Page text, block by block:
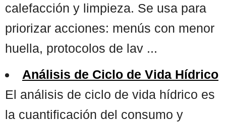
calefacción y limpieza. Se usa para
priorizar acciones: menús con menor
huella, protocolos de lav ...
Análisis de Ciclo de Vida Hídrico
El análisis de ciclo de vida hídrico es
la cuantificación del consumo y